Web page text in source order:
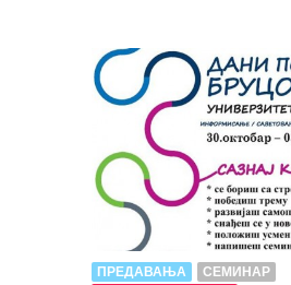
ПРЕДАВАЊА
СЕМИНАР